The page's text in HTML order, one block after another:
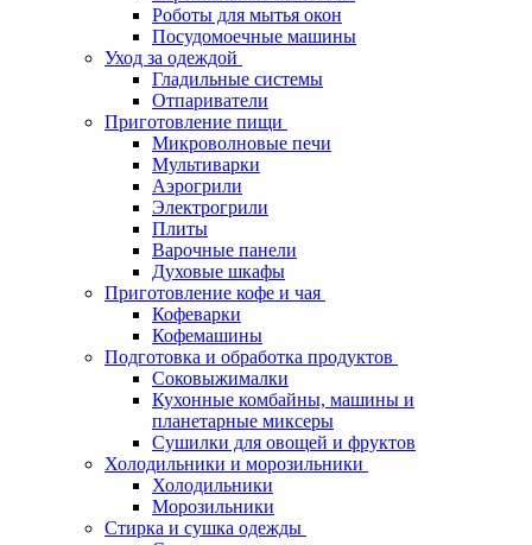
Роботы для мытья окон
Посудомоечные машины
Уход за одеждой
Гладильные системы
Отпариватели
Приготовление пищи
Микроволновые печи
Мультиварки
Аэрогрили
Электрогрили
Плиты
Варочные панели
Духовые шкафы
Приготовление кофе и чая
Кофеварки
Кофемашины
Подготовка и обработка продуктов
Соковыжималки
Кухонные комбайны, машины и
планетарные миксеры
Сушилки для овощей и фруктов
Холодильники и морозильники
Холодильники
Морозильники
Стирка и сушка одежды